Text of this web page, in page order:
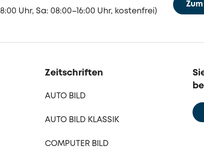
Uhr, Sa: 08:00–16:00 Uhr, kostenfrei)
Zeitschriften
AUTO BILD
AUTO BILD KLASSIK
COMPUTER BILD